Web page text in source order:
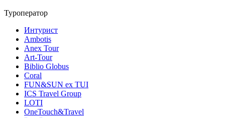
Туроператор
Интурист
Ambotis
Anex Tour
Art-Tour
Biblio Globus
Coral
FUN&SUN ex TUI
ICS Travel Group
LOTI
OneTouch&Travel